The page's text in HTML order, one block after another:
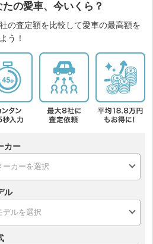
たの愛車、今いくら？
の査定額を比較して愛車の最高額を
う！
カー
ル